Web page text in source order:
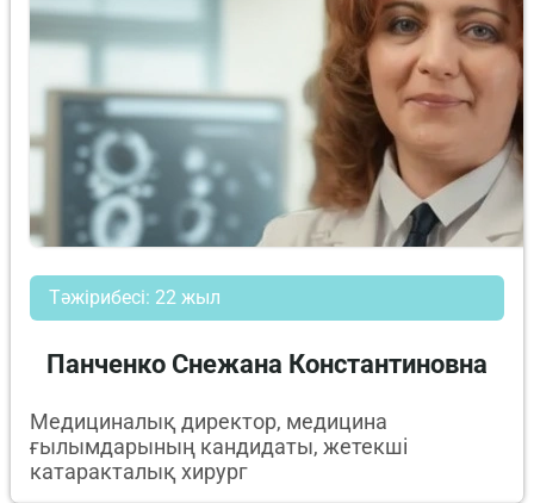
Тәжірибесі: 22 жыл
Панченко Снежана Константиновна
Медициналық директор, медицина
ғылымдарының кандидаты, жетекші
катаракталық хирург